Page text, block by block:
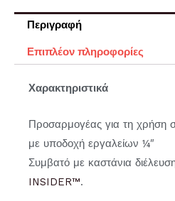
Περιγραφή
Επιπλέον πληροφορίες
Χαρακτηριστικά
Προσαρμογέας για τη χρήση
με υποδοχή εργαλείων ¼″
Συμβατό με καστάνια
INSIDER™.